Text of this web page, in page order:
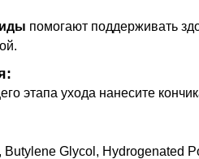
помогают поддерживать
этапа ухода нанесите
Butylene Glycol, Hydrogenated